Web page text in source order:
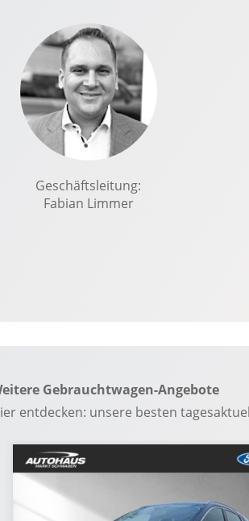
elektrisch 4-fach
Connect
höhenverstellbar
Geschäftsleitung:
Fabian Limmer
Gebrauchtwagen-Angebote
entdecken: unsere besten